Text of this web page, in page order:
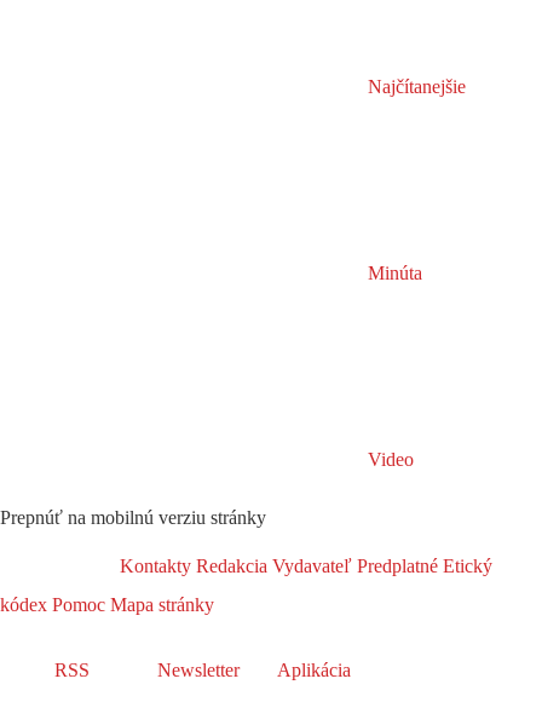
Najčítanejšie
Minúta
Video
Prepnúť na mobilnú verziu stránky
Kontakty Redakcia Vydavateľ Predplatné Etický
kódex Pomoc Mapa stránky
RSS Newsletter Aplikácia